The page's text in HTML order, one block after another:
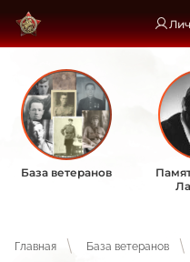
База ветеранов
Главная База ветеранов